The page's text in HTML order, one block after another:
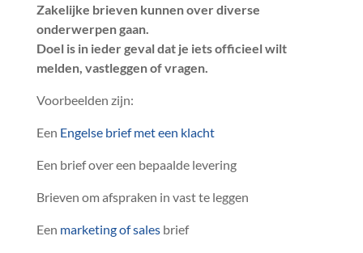
Zakelijke brieven kunnen over diverse
onderwerpen gaan.
Doel is in ieder geval dat je iets officieel wilt
melden, vastleggen of vragen.
Voorbeelden zijn:
Een Engelse brief met een klacht
Een brief over een bepaalde levering
Brieven om afspraken in vast te leggen
Een marketing of salesbrief